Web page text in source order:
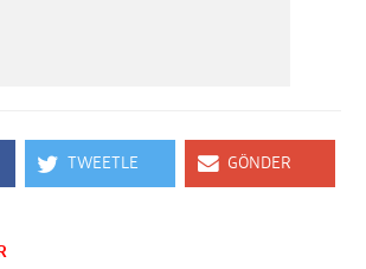
TWEETLE GÖNDER